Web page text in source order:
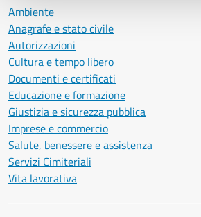
Ambiente
Anagrafe e stato civile
Autorizzazioni
Cultura e tempo libero
Documenti e certificati
Educazione e formazione
Giustizia e sicurezza pubblica
Imprese e commercio
Salute, benessere e assistenza
Servizi Cimiteriali
Vita lavorativa